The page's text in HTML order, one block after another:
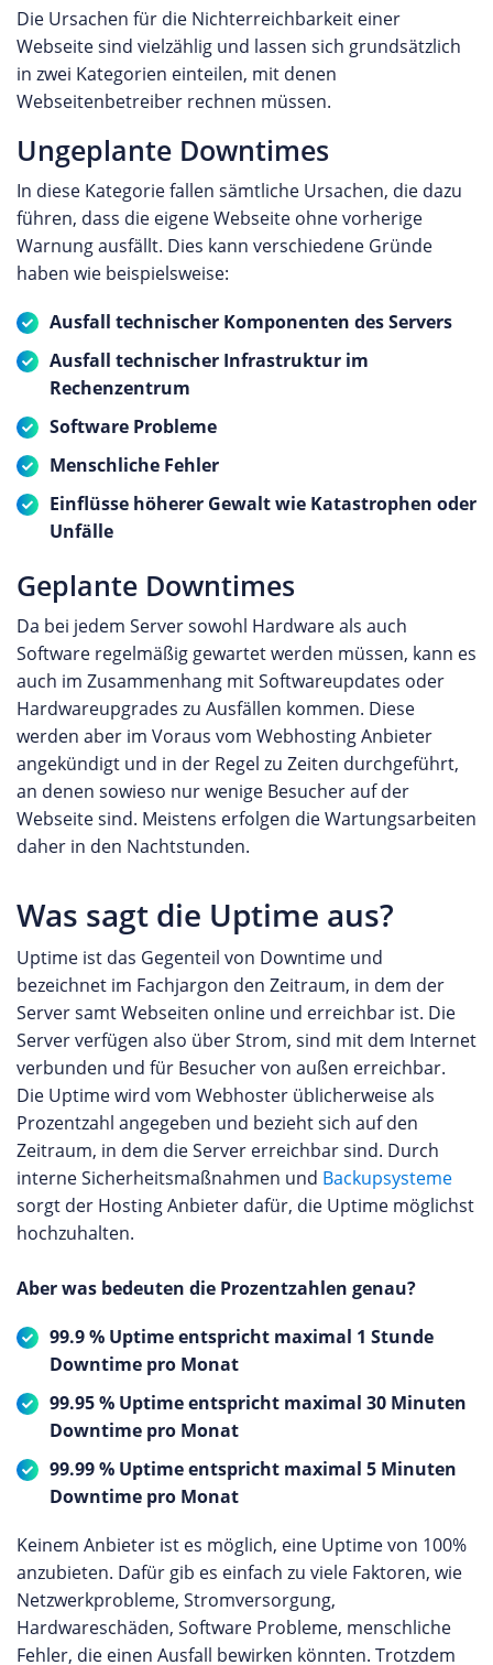
Die Ursachen für die Nichterreichbarkeit einer
Webseite sind vielzählig und lassen sich grundsätzlich
in zwei Kategorien einteilen, mit denen
Webseitenbetreiber rechnen müssen.
Ungeplante Downtimes
In diese Kategorie fallen sämtliche Ursachen, die dazu
führen, dass die eigene Webseite ohne vorherige
Warnung ausfällt. Dies kann verschiedene Gründe
haben wie beispielsweise:
Ausfall technischer Komponenten des Servers
Ausfall technischer Infrastruktur im
Rechenzentrum
Software Probleme
Menschliche Fehler
Einflüsse höherer Gewalt wie Katastrophen oder
Unfälle
Geplante Downtimes
Da bei jedem Server sowohl Hardware als auch
Software regelmäßig gewartet werden müssen, kann es
auch im Zusammenhang mit Softwareupdates oder
Hardwareupgrades zu Ausfällen kommen. Diese
werden aber im Voraus vom Webhosting Anbieter
angekündigt und in der Regel zu Zeiten durchgeführt,
an denen sowieso nur wenige Besucher auf der
Webseite sind. Meistens erfolgen die Wartungsarbeiten
daher in den Nachtstunden.
Was sagt die Uptime aus?
Uptime ist das Gegenteil von Downtime und
bezeichnet im Fachjargon den Zeitraum, in dem der
Server samt Webseiten online und erreichbar ist. Die
Server verfügen also über Strom, sind mit dem Internet
verbunden und für Besucher von außen erreichbar.
Die Uptime wird vom Webhoster üblicherweise als
Prozentzahl angegeben und bezieht sich auf den
Zeitraum, in dem die Server erreichbar sind. Durch
interne Sicherheitsmaßnahmen und Backupsysteme
sorgt der Hosting Anbieter dafür, die Uptime möglichst
hochzuhalten.
Aber was bedeuten die Prozentzahlen genau?
99.9 % Uptime entspricht maximal 1 Stunde
Downtime pro Monat
99.95 % Uptime entspricht maximal 30 Minuten
Downtime pro Monat
99.99 % Uptime entspricht maximal 5 Minuten
Downtime pro Monat
Keinem Anbieter ist es möglich, eine Uptime von 100%
anzubieten. Dafür gib es einfach zu viele Faktoren, wie
Netzwerkprobleme, Stromversorgung,
Hardwareschäden, Software Probleme, menschliche
Fehler, die einen Ausfall bewirken könnten. Trotzdem